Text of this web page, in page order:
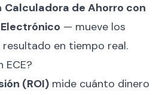
Calculadora de Ahorro con
— mueve los
en tiempo real.
ECE?
(ROI) mide cuánto dinero